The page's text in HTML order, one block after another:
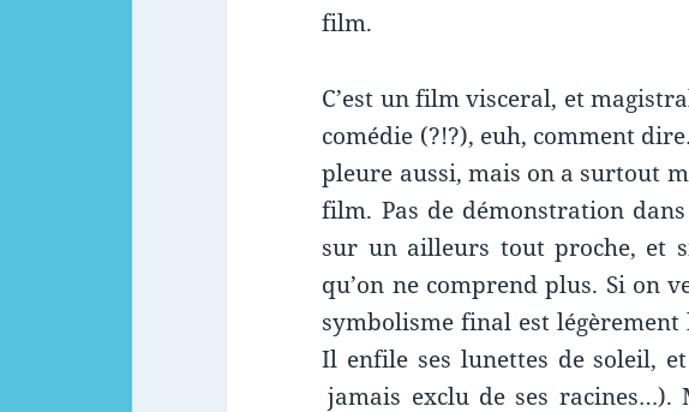
film.
C’est un film visceral, et
comédie (?!?), euh, comment
pleure aussi, mais on a surtout
film. Pas de démonstration
sur un ailleurs tout proche, et
qu’on ne comprend plus. Si on
symbolisme final est
Il enfile ses lunettes de soleil,
jamais exclu de ses racines…).